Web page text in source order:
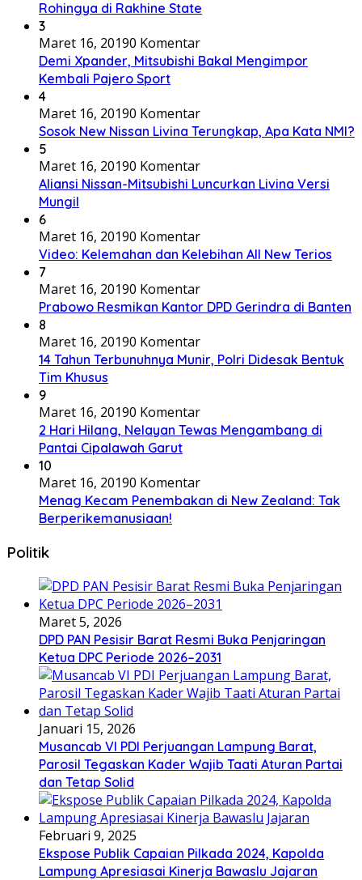
Rohingya di Rakhine State
3
Maret 16, 20190 Komentar
Demi Xpander, Mitsubishi Bakal Mengimpor
Kembali Pajero Sport
4
Maret 16, 20190 Komentar
Sosok New Nissan Livina Terungkap, Apa Kata NMI?
5
Maret 16, 20190 Komentar
Aliansi Nissan-Mitsubishi Luncurkan Livina Versi
Mungil
6
Maret 16, 20190 Komentar
Video: Kelemahan dan Kelebihan All New Terios
7
Maret 16, 20190 Komentar
Prabowo Resmikan Kantor DPD Gerindra di Banten
8
Maret 16, 20190 Komentar
14 Tahun Terbunuhnya Munir, Polri Didesak Bentuk
Tim Khusus
9
Maret 16, 20190 Komentar
2 Hari Hilang, Nelayan Tewas Mengambang di
Pantai Cipalawah Garut
10
Maret 16, 20190 Komentar
Menag Kecam Penembakan di New Zealand: Tak
Berperikemanusiaan!
Politik
Maret 5, 2026
DPD PAN Pesisir Barat Resmi Buka Penjaringan
Ketua DPC Periode 2026–2031
Januari 15, 2026
Musancab VI PDI Perjuangan Lampung Barat,
Parosil Tegaskan Kader Wajib Taati Aturan Partai
dan Tetap Solid
Februari 9, 2025
Ekspose Publik Capaian Pilkada 2024, Kapolda
Lampung Apresiasai Kinerja Bawaslu Jajaran